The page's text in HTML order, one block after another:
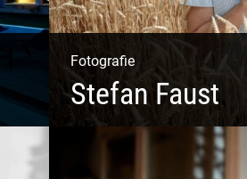
Fotografie
Stefan Faust